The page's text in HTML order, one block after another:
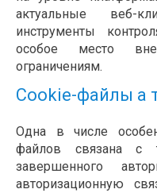
актуальные веб-
инструменты
особое место
ограничениям.
Cookie-файлы а
Одна в числе
файлов связана с
завершенного
авторизационную